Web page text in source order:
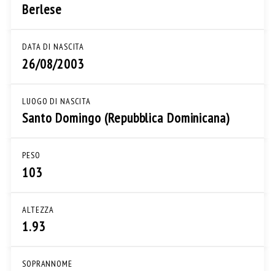
Berlese
DATA DI NASCITA
26/08/2003
LUOGO DI NASCITA
Santo Domingo (Repubblica Dominicana)
PESO
103
ALTEZZA
1.93
SOPRANNOME